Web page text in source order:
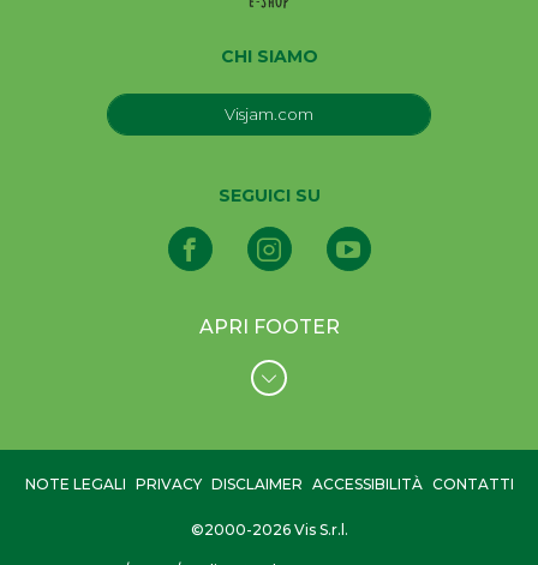
CHI SIAMO
Visjam.com
SEGUICI SU
APRI FOOTER
NOTE LEGALI PRIVACY DISCLAIMER ACCESSIBILITÀ CONTATTI
©2000-2026 Vis S.r.l.